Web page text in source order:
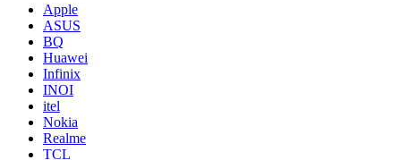
Apple
ASUS
BQ
Huawei
Infinix
INOI
itel
Nokia
Realme
TCL